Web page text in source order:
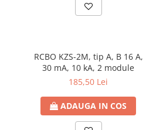
RCBO KZS-2M, tip A, B 16 A,
30 mA, 10 kA, 2 module
185,50 Lei
ADAUGA IN COS